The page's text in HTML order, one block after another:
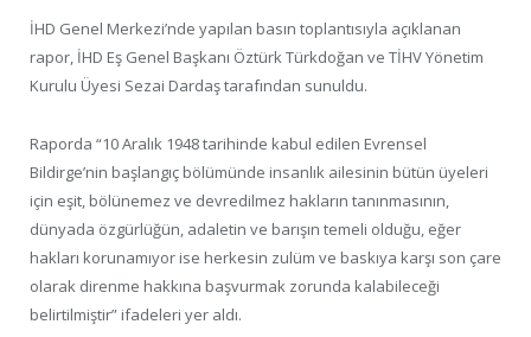
İHD Genel Merkezi’nde yapılan basın toplantısıyla açıklanan
rapor, İHD Eş Genel Başkanı Öztürk Türkdoğan ve TİHV Yönetim
Kurulu Üyesi Sezai Dardaş tarafından sunuldu.
Raporda “10 Aralık 1948 tarihinde kabul edilen Evrensel
Bildirge’nin başlangıç bölümünde insanlık ailesinin bütün üyeleri
için eşit, bölünemez ve devredilmez hakların tanınmasının,
dünyada özgürlüğün, adaletin ve barışın temeli olduğu, eğer
hakları korunamıyor ise herkesin zulüm ve baskıya karşı son çare
olarak direnme hakkına başvurmak zorunda kalabileceği
belirtilmiştir” ifadeleri yer aldı.